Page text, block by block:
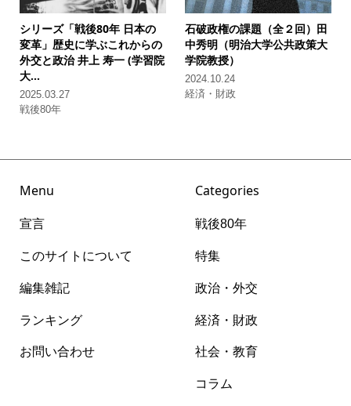
シリーズ「戦後80年 日本の
変革」 歴史に学ぶこれからの
外交と政治井上 寿一 (学習院
大...
2025.03.27
戦後80年
石破政権の課題（全２回） 田
中秀明（明治大学公共政策大
学院教授）
2024.10.24
経済・財政
Menu
宣言
このサイトについて
編集雑記
ランキング
お問い合わせ
Categories
戦後80年
特集
政治・外交
経済・財政
社会・教育
コラム